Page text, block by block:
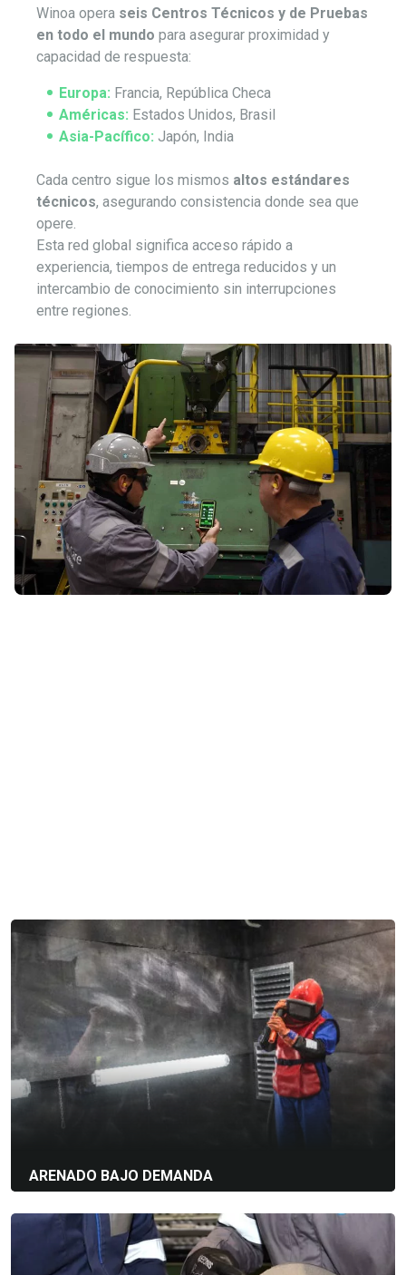
Winoa opera seis Centros Técnicos y de Pruebas
en todo el mundo para asegurar proximidad y
capacidad de respuesta:
Europa: Francia, República Checa
Américas: Estados Unidos, Brasil
Asia-Pacífico: Japón, India
Cada centro sigue los mismos altos estándares
técnicos, asegurando consistencia donde sea que
opere.
Esta red global significa acceso rápido a
experiencia, tiempos de entrega reducidos y un
intercambio de conocimiento sin interrupciones
entre regiones.
ARENADO BAJO DEMANDA
contigo para
Nuestros Centros Técnicos también ofrecen servicios de
Blasting on Demand, apoyando a los clientes cuando la